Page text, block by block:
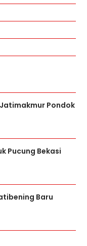
Pondok
Pucung Bekasi
Baru